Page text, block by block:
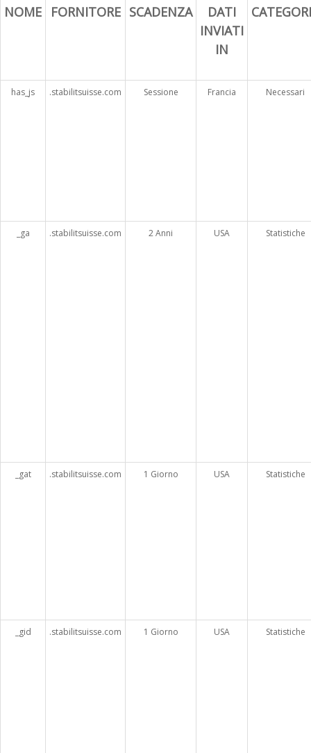
NOME FORNITORE SCADENZA
DATI
INVIATI
IN
has_js .stabilitsuisse.com Sessione Francia Necessari
_ga .stabilitsuisse.com 2 Anni USA Statistiche
_gat .stabilitsuisse.com 1 Giorno USA Statistiche
_gid .stabilitsuisse.com 1 Giorno USA Statistiche